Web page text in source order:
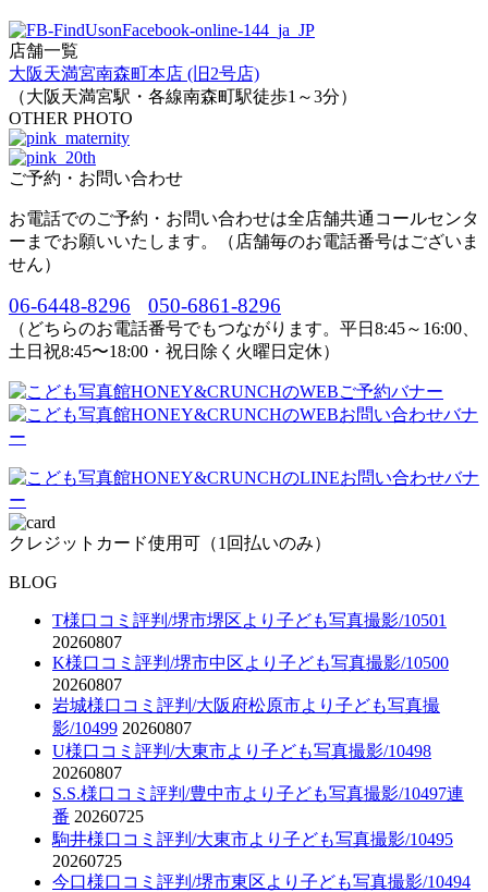
店舗一覧
大阪天満宮南森町本店 (旧2号店)
（大阪天満宮駅・各線南森町駅徒歩1～3分）
OTHER PHOTO
ご予約・お問い合わせ
お電話でのご予約・お問い合わせは全店舗共通コールセンタ
ーまでお願いいたします。（店舗毎のお電話番号はございま
せん）
06-6448-8296 050-6861-8296
（どちらのお電話番号でもつながります。平日8:45～16:00、
土日祝8:45〜18:00・祝日除く火曜日定休）
クレジットカード使用可（1回払いのみ）
BLOG
T様口コミ評判/堺市堺区より子ども写真撮影/10501
20260807
K様口コミ評判/堺市中区より子ども写真撮影/10500
20260807
岩城様口コミ評判/大阪府松原市より子ども写真撮
影/10499 20260807
U様口コミ評判/大東市より子ども写真撮影/10498
20260807
S.S.様口コミ評判/豊中市より子ども写真撮影/10497連
番 20260725
駒井様口コミ評判/大東市より子ども写真撮影/10495
20260725
今口様口コミ評判/堺市東区より子ども写真撮影/10494